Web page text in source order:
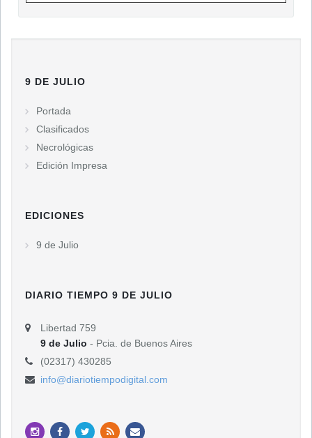
9 DE JULIO
Portada
Clasificados
Necrológicas
Edición Impresa
EDICIONES
9 de Julio
DIARIO TIEMPO 9 DE JULIO
Libertad 759
9 de Julio - Pcia. de Buenos Aires
(02317) 430285
info@diariotiempodigital.com